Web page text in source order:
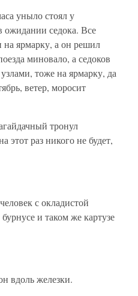
уныло стоял у
ожидании седока. Все
на ярмарку, а он решил
миновало, а седоков
тоже на ярмарку, да
ветер, моросит
тронул
этот раз никого не будет,
с окладистой
и таком же картузе
вдоль железки.